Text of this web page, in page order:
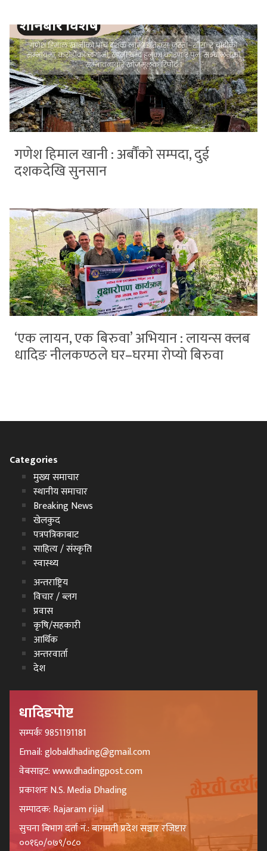
गणेश हिमाल खानी : अर्बौंको सम्पदा, दुई
दशकदेखि सुनसान
‘एक लायन, एक बिरुवा’ अभियान : लायन्स क्लब
धादिङ नीलकण्ठले घर–घरमा रोप्यो बिरुवा
Categories
मुख्य समाचार
स्थानीय समाचार
Breaking News
खेलकुद
पत्रपत्रिकाबाट
साहित्य / संस्कृति
स्वास्थ्य
अन्तराष्ट्रिय
विचार / ब्लग
प्रवास
कृषि/सहकारी
आर्थिक
अन्तरवार्ता
देश
धादिङपोष्ट
सम्पर्कः 9851191181
Email: globaldhading@gmail.com
वेबसाइट: www.dhadingpost.com
प्रकाशनः N.S. Media Dhading
सम्पादक: Rajaram rijal
सुचना बिभाग दर्ता नं.: बागमती प्रदेश सञ्चार रजिष्टार
००१६०/०७९/०८०